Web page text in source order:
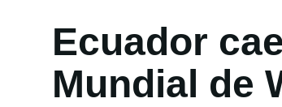
Ecuador
Mundial de